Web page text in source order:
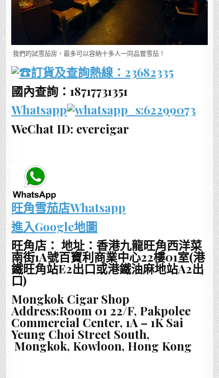
我們的試雪茄房，最多可以容納十多人一同品嘗雪茄！
訂貨及查詢熱線： 23682335
國內查詢：18717731351
Whatsapp
:62299073
WeChat ID: evercigar
旺角雪茄店Whatsapp
進入Google地圖
旺角店： 地址：香港九龍旺角西洋菜
南街1A號百寶利商業中心22樓01室(港
鐵旺角站E2出口或港鐵油麻地站A2出
口)
Mongkok Cigar Shop
Address:Room 01 22/F, Pakpolee
Commercial Center, 1A – 1K Sai
Yeung Choi Street South,
Mongkok, Kowloon, Hong Kong